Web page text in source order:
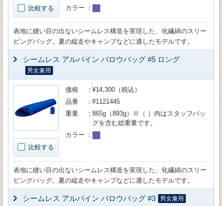
比較する
カラー
表地に縫い目の出ないシームレス構造を実現した、化繊綿のスリー
ピングバッグ。夏の縦走やキャンプなどに適したモデルです。
シームレス アルパイン バロウバッグ #5 ロング
男女兼用
比較する
価格
¥14,300（税込）
品番
#1121445
重量
865g（893g）※（ ）内はスタッフバッ
グを含む総重量です。
カラー
表地に縫い目の出ないシームレス構造を実現した、化繊綿のスリー
ピングバッグ。夏の縦走やキャンプなどに適したモデルです。
シームレス アルパイン バロウバッグ #3 男女兼用